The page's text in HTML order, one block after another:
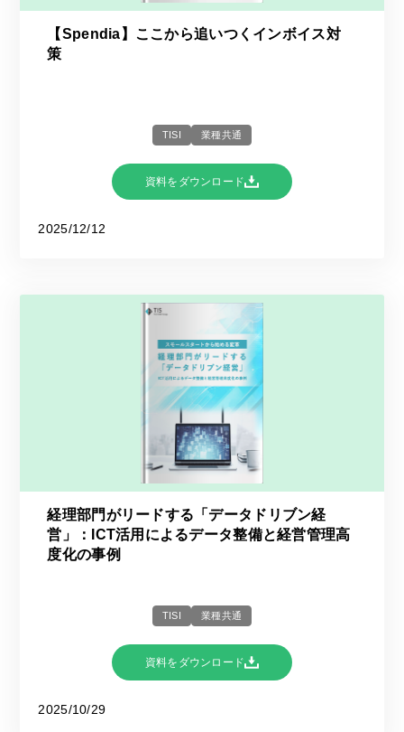
【Spendia】ここから追いつくインボイス対
策
TISI 業種共通
資料をダウンロード
2025/12/12
経理部門がリードする「データドリブン経
営」：ICT活用によるデータ整備と経営管理高
度化の事例
TISI 業種共通
資料をダウンロード
2025/10/29